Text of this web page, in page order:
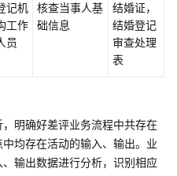
记机
工作
员
核查当事人基
础信息
结婚证，
结婚登记
审查处理
表
明确好差评业务流程中共存在
均存在活动的输入、输出。业
输出数据进行分析，识别相应